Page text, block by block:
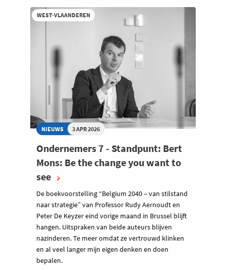
WEST-VLAANDEREN
NIEUWS 3 APR 2026
Ondernemers 7 - Standpunt: Bert
Mons: Be the change you want to
see
De boekvoorstelling “Belgium 2040 – van stilstand
naar strategie” van Professor Rudy Aernoudt en
Peter De Keyzer eind vorige maand in Brussel blijft
hangen. Uitspraken van beide auteurs blijven
nazinderen. Te meer omdat ze vertrouwd klinken
en al veel langer mijn eigen denken en doen
bepalen.